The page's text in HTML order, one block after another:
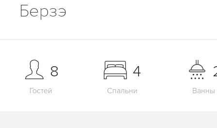
Берзэ
Гостей
8
Спальни
4
Ванны